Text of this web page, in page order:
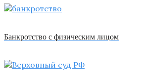
Банкротство с физическим лицом